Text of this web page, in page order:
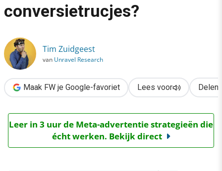
Moeten we stoppen met de ‘exit pop-up’ & andere
conversietrucjes?
Tim Zuidgeest
van Unravel Research
Maak FW je Google-favoriet Lees voor Delen
Leer in 3 uur de Meta-advertentie strategieën die
écht werken. Bekijk direct